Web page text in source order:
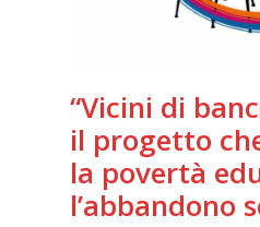
“Vicini di
il progetto
la povertà
l’abbandono